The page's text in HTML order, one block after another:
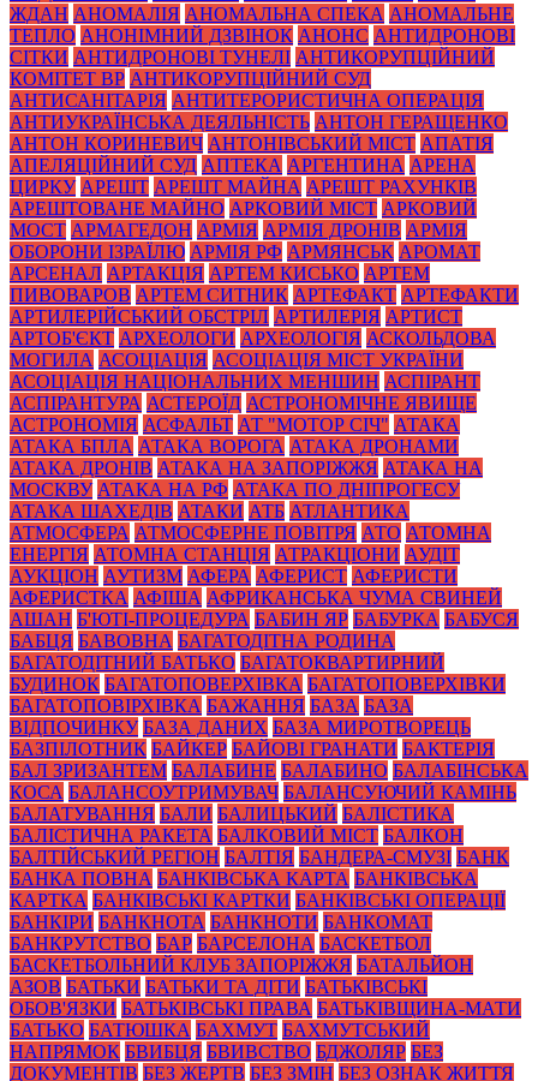
ЖДАН АНОМАЛІЯ АНОМАЛЬНА СПЕКА АНОМАЛЬНЕ
ТЕПЛО АНОНІМНИЙ ДЗВІНОК АНОНС АНТИДРОНОВІ
СІТКИ АНТИДРОНОВІ ТУНЕЛІ АНТИКОРУПЦІЙНИЙ
КОМІТЕТ ВР АНТИКОРУПЦІЙНИЙ СУД
АНТИСАНІТАРІЯ АНТИТЕРОРИСТИЧНА ОПЕРАЦІЯ
АНТИУКРАЇНСЬКА ДЕЯЛЬНІСТЬ АНТОН ГЕРАЩЕНКО
АНТОН КОРИНЕВИЧ АНТОНІВСЬКИЙ МІСТ АПАТІЯ
АПЕЛЯЦІЙНИЙ СУД АПТЕКА АРГЕНТИНА АРЕНА
ЦИРКУ АРЕШТ АРЕШТ МАЙНА АРЕШТ РАХУНКІВ
АРЕШТОВАНЕ МАЙНО АРКОВИЙ МІСТ АРКОВИЙ
МОСТ АРМАГЕДОН АРМІЯ АРМІЯ ДРОНІВ АРМІЯ
ОБОРОНИ ІЗРАЇЛЮ АРМІЯ РФ АРМЯНСЬК АРОМАТ
АРСЕНАЛ АРТАКЦІЯ АРТЕМ КИСЬКО АРТЕМ
ПИВОВАРОВ АРТЕМ СИТНИК АРТЕФАКТ АРТЕФАКТИ
АРТИЛЕРІЙСЬКИЙ ОБСТРІЛ АРТИЛЕРІЯ АРТИСТ
АРТОБ'ЄКТ АРХЕОЛОГИ АРХЕОЛОГІЯ АСКОЛЬДОВА
МОГИЛА АСОЦІАЦІЯ АСОЦІАЦІЯ МІСТ УКРАЇНИ
АСОЦІАЦІЯ НАЦІОНАЛЬНИХ МЕНШИН АСПІРАНТ
АСПІРАНТУРА АСТЕРОЇД АСТРОНОМІЧНЕ ЯВИЩЕ
АСТРОНОМІЯ АСФАЛЬТ АТ "МОТОР СІЧ" АТАКА
АТАКА БПЛА АТАКА ВОРОГА АТАКА ДРОНАМИ
АТАКА ДРОНІВ АТАКА НА ЗАПОРІЖЖЯ АТАКА НА
МОСКВУ АТАКА НА РФ АТАКА ПО ДНІПРОГЕСУ
АТАКА ШАХЕДІВ АТАКИ АТБ АТЛАНТИКА
АТМОСФЕРА АТМОСФЕРНЕ ПОВІТРЯ АТО АТОМНА
ЕНЕРГІЯ АТОМНА СТАНЦІЯ АТРАКЦІОНИ АУДІТ
АУКЦІОН АУТИЗМ АФЕРА АФЕРИСТ АФЕРИСТИ
АФЕРИСТКА АФІША АФРИКАНСЬКА ЧУМА СВИНЕЙ
АШАН Б'ЮТІ-ПРОЦЕДУРА БАБИН ЯР БАБУРКА БАБУСЯ
БАБЦЯ БАВОВНА БАГАТОДІТНА РОДИНА
БАГАТОДІТНИЙ БАТЬКО БАГАТОКВАРТИРНИЙ
БУДИНОК БАГАТОПОВЕРХІВКА БАГАТОПОВЕРХІВКИ
БАГАТОПОВІРХІВКА БАЖАННЯ БАЗА БАЗА
ВІДПОЧИНКУ БАЗА ДАНИХ БАЗА МИРОТВОРЕЦЬ
БАЗПІЛОТНИК БАЙКЕР БАЙОВІ ГРАНАТИ БАКТЕРІЯ
БАЛ ЗРИЗАНТЕМ БАЛАБИНЕ БАЛАБИНО БАЛАБІНСЬКА
КОСА БАЛАНСОУТРИМУВАЧ БАЛАНСУЮЧИЙ КАМІНЬ
БАЛАТУВАННЯ БАЛИ БАЛИЦЬКИЙ БАЛІСТИКА
БАЛІСТИЧНА РАКЕТА БАЛКОВИЙ МІСТ БАЛКОН
БАЛТІЙСЬКИЙ РЕГІОН БАЛТІЯ БАНДЕРА-СМУЗІ БАНК
БАНКА ПОВНА БАНКІВСЬКА КАРТА БАНКІВСЬКА
КАРТКА БАНКІВСЬКІ КАРТКИ БАНКІВСЬКІ ОПЕРАЦІЇ
БАНКІРИ БАНКНОТА БАНКНОТИ БАНКОМАТ
БАНКРУТСТВО БАР БАРСЕЛОНА БАСКЕТБОЛ
БАСКЕТБОЛЬНИЙ КЛУБ ЗАПОРІЖЖЯ БАТАЛЬЙОН
АЗОВ БАТЬКИ БАТЬКИ ТА ДІТИ БАТЬКІВСЬКІ
ОБОВ'ЯЗКИ БАТЬКІВСЬКІ ПРАВА БАТЬКІВЩИНА-МАТИ
БАТЬКО БАТЮШКА БАХМУТ БАХМУТСЬКИЙ
НАПРЯМОК БВИБЦЯ БВИВСТВО БДЖОЛЯР БЕЗ
ДОКУМЕНТІВ БЕЗ ЖЕРТВ БЕЗ ЗМІН БЕЗ ОЗНАК ЖИТТЯ